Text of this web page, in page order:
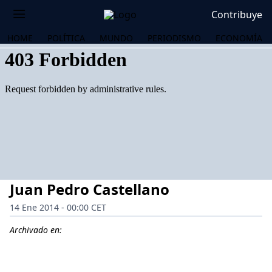
Contribuye
HOME POLÍTICA MUNDO PERIODISMO ECONOMÍA
Juan Pedro Castellano
14 Ene 2014 - 00:00 CET
Archivado en: